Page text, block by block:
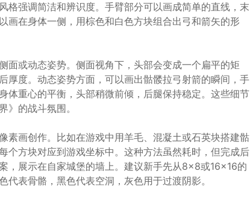
格强调简洁和辨识度。手臂部分可以画成简单的直线，末
画在身体一侧，用棕色和白色方块组合出弓和箭矢的形
面或动态姿势。侧面视角下，头部会变成一个扁平的矩
厚度。动态姿势方面，可以画出骷髅拉弓射箭的瞬间，手
体重心的平衡，头部稍微前倾，后腿保持稳定。这些细节
》的战斗氛围。
素画创作。比如在游戏中用羊毛、混凝土或石英块搭建骷
个方块对应到游戏坐标中。这种方法虽然耗时，但完成后
，展示在自家城堡的墙上。建议新手先从8×8或16×16的
表骨骼，黑色代表空洞，灰色用于过渡阴影。